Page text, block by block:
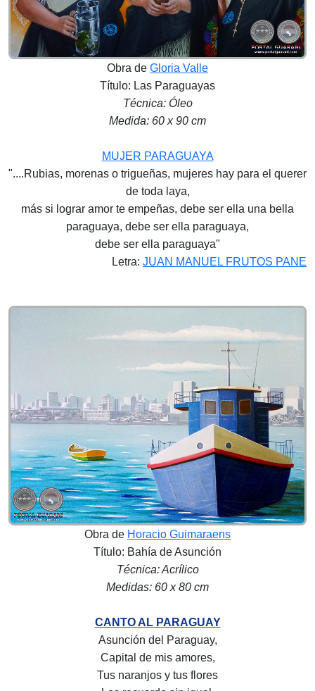
Obra de Gloria Valle
Título: Las Paraguayas
Técnica: Óleo
Medida: 60 x 90 cm
MUJER PARAGUAYA
"....Rubias, morenas o trigueñas, mujeres hay para el querer
de toda laya,
más si lograr amor te empeñas, debe ser ella una bella
paraguaya, debe ser ella paraguaya,
debe ser ella paraguaya"
Letra: JUAN MANUEL FRUTOS PANE
Obra de Horacio Guimaraens
Título: Bahía de Asunción
Técnica: Acrílico
Medidas: 60 x 80 cm
CANTO AL PARAGUAY
Asunción del Paraguay,
Capital de mis amores,
Tus naranjos y tus flores